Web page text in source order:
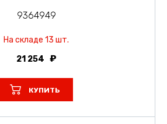
9364949
На складе 13 шт.
21 254
КУПИТЬ